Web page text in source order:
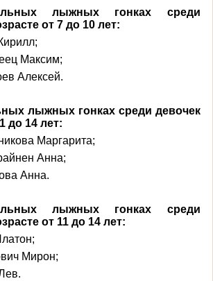
лыжных гонках среди
от 7 до 10 лет:
Максим;
Алексей.
лыжных гонках среди девочек
до 14 лет:
Маргарита;
Анна;
Анна.
лыжных гонках среди
от 11 до 14 лет:
Мирон;